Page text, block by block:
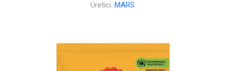
Üretici: MARS